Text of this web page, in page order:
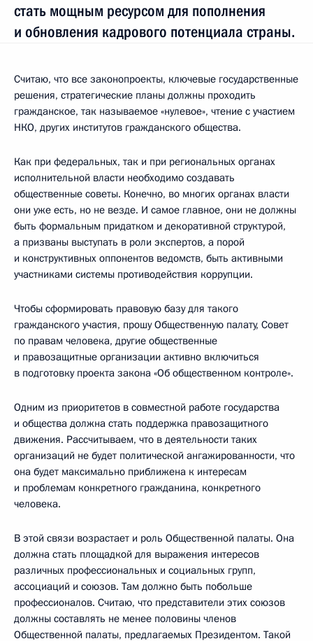
стать мощным ресурсом для пополнения
и обновления кадрового потенциала страны.
Считаю, что все законопроекты, ключевые государственные
решения, стратегические планы должны проходить
гражданское, так называемое «нулевое», чтение с участием
НКО, других институтов гражданского общества.
Как при федеральных, так и при региональных органах
исполнительной власти необходимо создавать
общественные советы. Конечно, во многих органах власти
они уже есть, но не везде. И самое главное, они не должны
быть формальным придатком и декоративной структурой,
а призваны выступать в роли экспертов, а порой
и конструктивных оппонентов ведомств, быть активными
участниками системы противодействия коррупции.
Чтобы сформировать правовую базу для такого
гражданского участия, прошу Общественную палату, Совет
по правам человека, другие общественные
и правозащитные организации активно включиться
в подготовку проекта закона «Об общественном контроле».
Одним из приоритетов в совместной работе государства
и общества должна стать поддержка правозащитного
движения. Рассчитываем, что в деятельности таких
организаций не будет политической ангажированности, что
она будет максимально приближена к интересам
и проблемам конкретного гражданина, конкретного
человека.
В этой связи возрастает и роль Общественной палаты. Она
должна стать площадкой для выражения интересов
различных профессиональных и социальных групп,
ассоциаций и союзов. Там должно быть побольше
профессионалов. Считаю, что представители этих союзов
должны составлять не менее половины членов
Общественной палаты, предлагаемых Президентом. Такой